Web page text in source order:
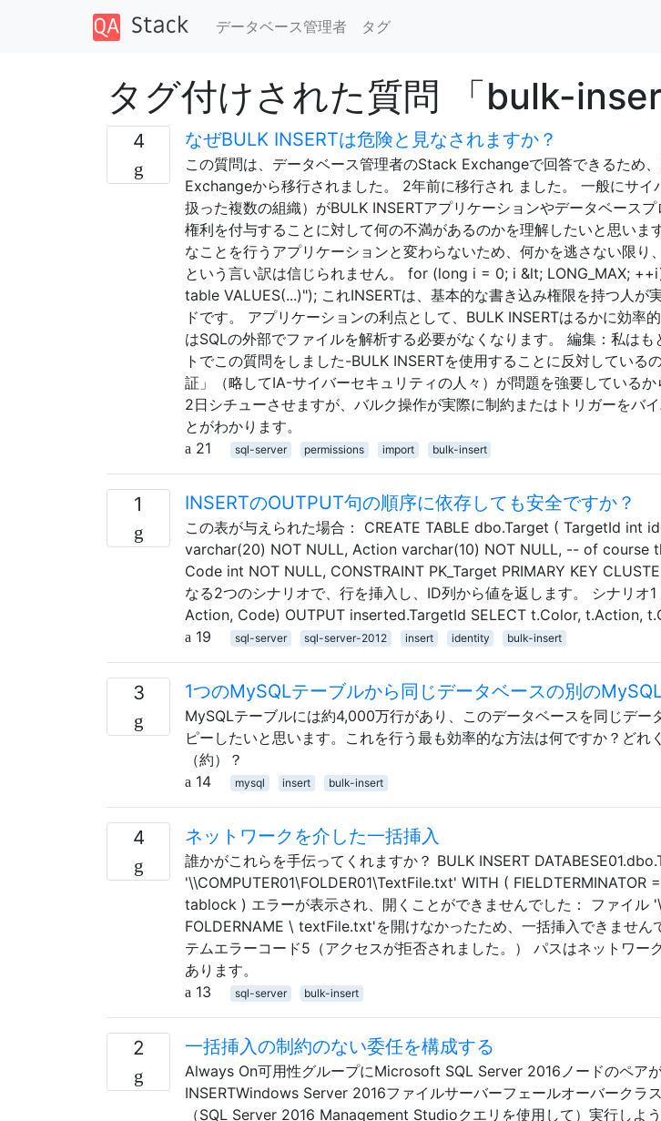
データベース管理者 タグ
タグ付けされた質問 「bulk-
4 なぜBULK INSERTは危険と見なされますか？
この質問は、データベース管理者のStack Exchangeで回答できるた
Exchangeから移行されました。 2年前に移行され ました。 一般にサイ
扱った複数の組織）がBULK INSERTアプリケーションやデータベースプ
権利を付与することに対して何の不満があるのか​​を理解したいと思いま
なことを行うアプリケーションと変わらないため、何かを逃さない限り
という言い訳は信じられません。 for (long i = 0; i &lt; LONG_MAX;
table VALUES(...)"); これINSERTは、基本的な書き込み権限を持つ人が
ドです。 アプリケーションの利点として、BULK INSERTはるかに効率
はSQLの外部でファイルを解析する必要がなくなります。 編集：私はも
トでこの質問をしました-BULK INSERTを使用することに反対している
証」（略してIA-サイバーセキュリティの人々）が問題を強要している
2日シチューさせますが、バルク操作が実際に制約またはトリガーをバ
とがわかります。
21
sql-server permissions import bulk-insert
1 INSERTのOUTPUT句の順序に依存しても安全ですか？
この表が与えられた場合： CREATE TABLE dbo.Target ( TargetId int
varchar(20) NOT NULL, Action varchar(10) NOT NULL, -- of course
Code int NOT NULL, CONSTRAINT PK_Target PRIMARY KEY
なる2つのシナリオで、行を挿入し、ID列から値を返します。 シナリオ
Action, Code) OUTPUT inserted.TargetId SELECT t.Color, t.Action,
19
sql-server sql-server-2012 insert identity bulk-insert
3 1つのMySQLテーブルから同じデータベースの別の
MySQLテーブルには約4,000万行があり、このデータベースを同じデー
ピーしたいと思います。これを行う最も効率的な方法は何ですか？どれ
（約）？
14
mysql insert bulk-insert
4 ネットワークを介した一括挿入
誰かがこれらを手伝ってくれますか？ BULK INSERT
'\\COMPUTER01\FOLDER01\TextFile.txt' WITH (
tablock ) エラーが表示され、開くことができませんでした： ファイル
FOLDERNAME \ textFile.txt'を開けなかったため、一括挿入できません
テムエラーコード5（アクセスが拒否されました。） パスはネットワー
あります。
13
sql-server bulk-insert
2 一括挿入の制約のない委任を構成する
Always On可用性グループにMicrosoft SQL Server 2016ノードのペア
INSERTWindows Server 2016ファイルサーバーフェールオーバークラ
（SQL Server 2016 Management Studioクエリを使用して）実行しよ